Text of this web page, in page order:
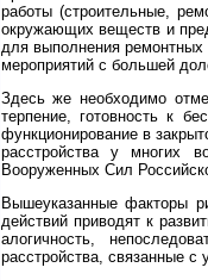
работы (строительные,
окружающих веществ и
для выполнения ремонтных
мероприятий с большей
Здесь же необходимо
терпение, готовность к
функционирование в
расстройства у многих
Вооруженных Сил
Вышеуказанные факторы
действий приводят к
алогичность,
расстройства, связанные